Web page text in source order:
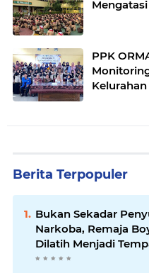
PPK
Berita Terpopuler
Bukan Sekadar
Narkoba, Remaja
Dilatih Menjadi
yang Aman bagi